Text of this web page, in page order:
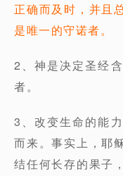
正确而及时，并且
是唯一的守诺者。
2、神是决定圣经
者。
3、改变生命的能
而来。事实上，耶
结任何长存的果子